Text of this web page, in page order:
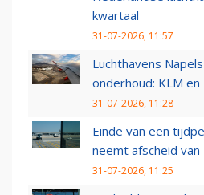
kwartaal
31-07-2026, 11:57
Luchthavens
onderhoud: KLM
31-07-2026, 11:28
Einde van een
neemt afscheid
31-07-2026, 11:25